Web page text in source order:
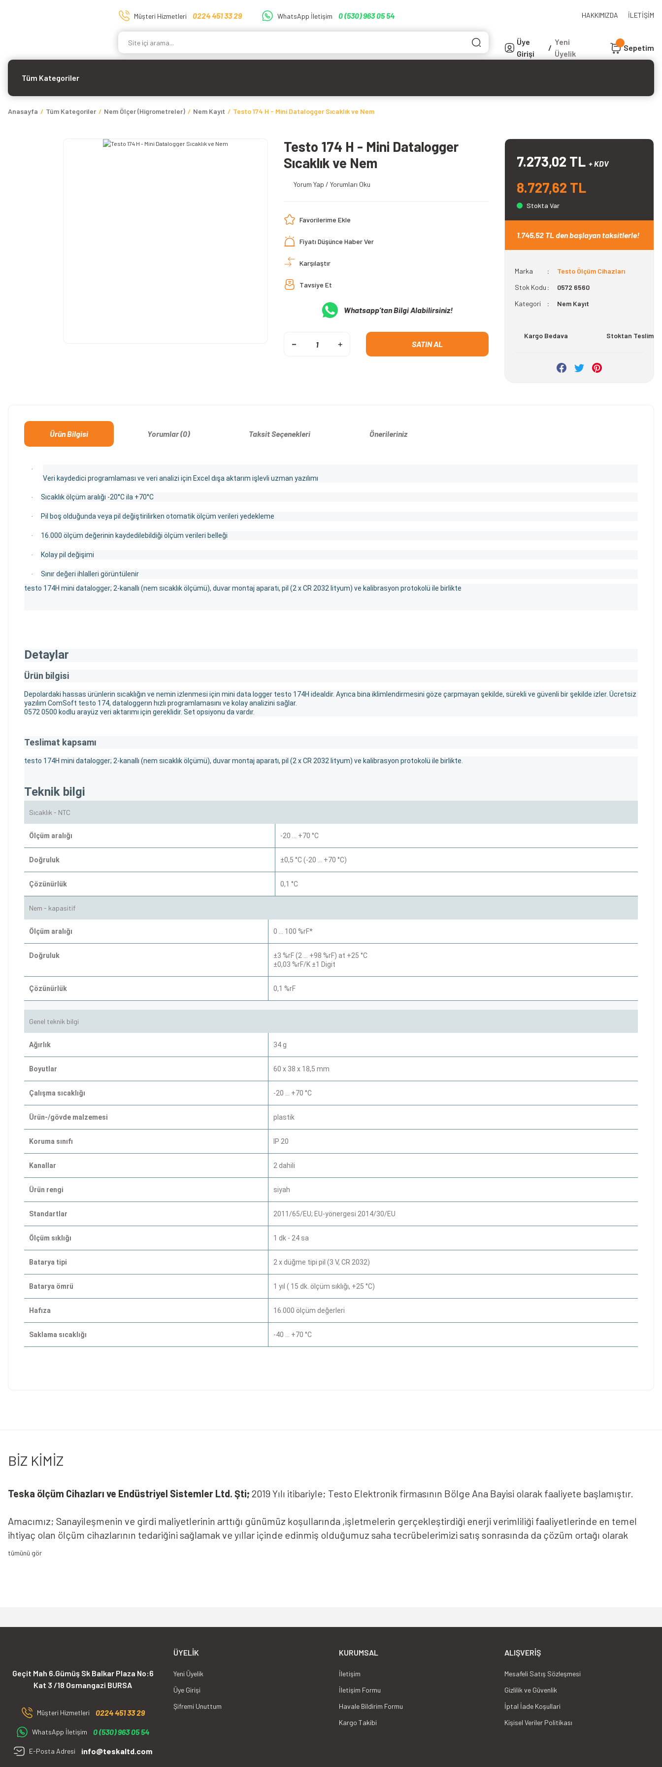
Müşteri Hizmetleri 0224 451 33 29 WhatsApp İletişim 0 (530) 963 05 54 HAKKIMIZDA İLETİŞİM
Üye
Girişi
/
Yeni
Üyelik
Sepetim
Tüm Kategoriler
Anasayfa Tüm Kategoriler Nem Ölçer (Higrometreler) Nem Kayıt Testo 174 H - Mini Datalogger Sıcaklık ve Nem
Testo 174 H - Mini Datalogger
Sıcaklık ve Nem
Yorum Yap / Yorumları Oku
Fiyatı Düşünce Haber Ver
Karşılaştır
Tavsiye Et
Whatsapp’tan Bilgi Alabilirsiniz!
SATIN AL
7.273,02 TL + KDV
8.727,62 TL
Stokta Var
1.745,52 TL den başlayan taksitlerle!
Marka
Testo Ölçüm Cihazları
Stok Kodu
0572 6560
Kategori
Nem Kayıt
Kargo Bedava Stoktan Teslim
Ürün Bilgisi Yorumlar (0) Taksit Seçenekleri Önerileriniz
·
Veri kaydedici programlaması ve veri analizi için Excel dışa aktarım işlevli uzman yazılımı
· Sıcaklık ölçüm aralığı -20°C ila +70°C
· Pil boş olduğunda veya pil değiştirilirken otomatik ölçüm verileri yedekleme
· 16.000 ölçüm değerinin kaydedilebildiği ölçüm verileri belleği
· Kolay pil değişimi
·
Sınır değeri ihlalleri görüntülenir
testo 174H mini datalogger; 2-kanallı (nem sıcaklık ölçümü), duvar montaj aparatı, pil (2 x CR 2032 lityum) ve kalibrasyon protokolü ile birlikte
Detaylar
Ürün bilgisi
Depolardaki hassas ürünlerin sıcaklığın ve nemin izlenmesi için mini data logger testo 174H idealdir. Ayrıca bina iklimlendirmesini göze çarpmayan şekilde, sürekli ve güvenli bir şekilde izler. Ücretsiz
yazılım ComSoft testo 174, dataloggerın hızlı programlamasını ve kolay analizini sağlar.
0572 0500 kodlu arayüz veri aktarımı için gereklidir. Set opsiyonu da vardır.
Teslimat kapsamı
testo 174H mini datalogger; 2-kanallı (nem sıcaklık ölçümü), duvar montaj aparatı, pil (2 x CR 2032 lityum) ve kalibrasyon protokolü ile birlikte.
Teknik bilgi
Sıcaklık - NTC
Ölçüm aralığı -20 … +70 °C
Doğruluk ±0,5 °C (-20 … +70 °C)
Çözünürlük 0,1 °C
Nem - kapasitif
Ölçüm aralığı 0 … 100 %rF*
Doğruluk
±3 %rF (2 … +98 %rF) at +25 °C
±0,03 %rF/K ±1 Digit
Çözünürlük 0,1 %rF
Genel teknik bilgi
Ağırlık 34 g
Boyutlar 60 x 38 x 18,5 mm
Çalışma sıcaklığı -20 … +70 °C
Ürün-/gövde malzemesi plastik
Koruma sınıfı IP 20
Kanallar 2 dahili
Ürün rengi siyah
Standartlar 2011/65/EU; EU-yönergesi 2014/30/EU
Ölçüm sıklığı 1 dk - 24 sa
Batarya tipi 2 x düğme tipi pil (3 V, CR 2032)
Batarya ömrü 1 yıl ( 15 dk. ölçüm sıklığı, +25 °C)
Hafıza 16.000 ölçüm değerleri
Saklama sıcaklığı -40 … +70 °C
Ürün bilgilerinde hatalar bulunuyor.
BİZ KİMİZ
Teska ölçüm Cihazları ve Endüstriyel Sistemler Ltd. Şti; 2019 Yılı itibariyle; Testo Elektronik firmasının Bölge Ana Bayisi olarak faaliyete başlamıştır.
Amacımız; Sanayileşmenin ve girdi maliyetlerinin arttığı günümüz koşullarında ,işletmelerin gerçekleştirdiği enerji verimliliği faaliyetlerinde en temel
ihtiyaç olan ölçüm cihazlarının tedariğini sağlamak ve yıllar içinde edinmiş olduğumuz saha tecrübelerimizi satış sonrasında da çözüm ortağı olarak
sizlere sunmaktır.Amacımız; Sanayileşmenin ve girdi maliyetlerinin arttığı günümüz koşullarında ,işletmelerin gerçekleştirdiği enerji verimliliği
Geçit Mah 6.Gümüş Sk Balkar Plaza No:6
Kat 3 /18 Osmangazi BURSA
Müşteri Hizmetleri 0224 451 33 29
WhatsApp İletişim 0 (530) 963 05 54
E-Posta Adresi info@teskaltd.com
ÜYELIK
Yeni Üyelik
Üye Girişi
Şifremi Unuttum
KURUMSAL
İletişim
İletişim Formu
Havale Bildirim Formu
Kargo Takibi
ALIŞVERIŞ
Mesafeli Satış Sözleşmesi
Gizlilik ve Güvenlik
İptal İade Koşullari
Kişisel Veriler Politikası